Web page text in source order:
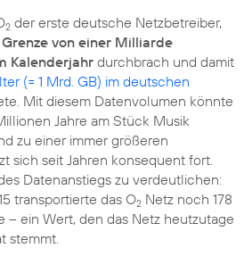
2 der erste deutsche Netzbetreiber,
von einer Milliarde
Kalenderjahr durchbrach und damit
(= 1 Mrd. GB) im deutschen
Mit diesem Datenvolumen könnte
Jahre am Stück Musik
zu einer immer größeren
sich seit Jahren konsequent fort.
Datenanstiegs zu verdeutlichen:
transportierte das O2 Netz noch 178
– ein Wert, den das Netz heutzutage
stemmt.